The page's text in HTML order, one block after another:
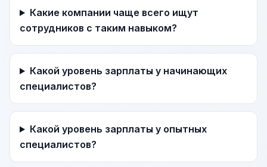
Какие компании чаще всего ищут
сотрудников с таким навыком?
Какой уровень зарплаты у начинающих
специалистов?
Какой уровень зарплаты у опытных
специалистов?